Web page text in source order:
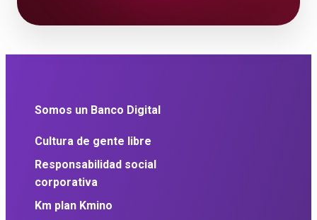
Somos un Banco Digital
Cultura de gente libre
Responsabilidad social
corporativa
Km plan Kmino